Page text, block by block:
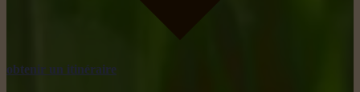
obtenir un itinéraire